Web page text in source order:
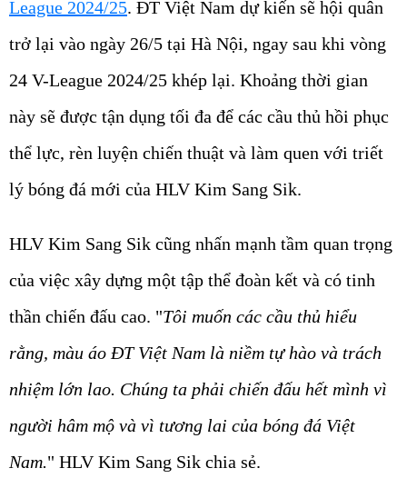
League 2024/25. ĐT Việt Nam dự kiến sẽ hội quân
trở lại vào ngày 26/5 tại Hà Nội, ngay sau khi vòng
24 V-League 2024/25 khép lại. Khoảng thời gian
này sẽ được tận dụng tối đa để các cầu thủ hồi phục
thể lực, rèn luyện chiến thuật và làm quen với triết
lý bóng đá mới của HLV Kim Sang Sik.
HLV Kim Sang Sik cũng nhấn mạnh tầm quan trọng
của việc xây dựng một tập thể đoàn kết và có tinh
thần chiến đấu cao. "Tôi muốn các cầu thủ hiểu
rằng, màu áo ĐT Việt Nam là niềm tự hào và trách
nhiệm lớn lao. Chúng ta phải chiến đấu hết mình vì
người hâm mộ và vì tương lai của bóng đá Việt
Nam." HLV Kim Sang Sik chia sẻ.